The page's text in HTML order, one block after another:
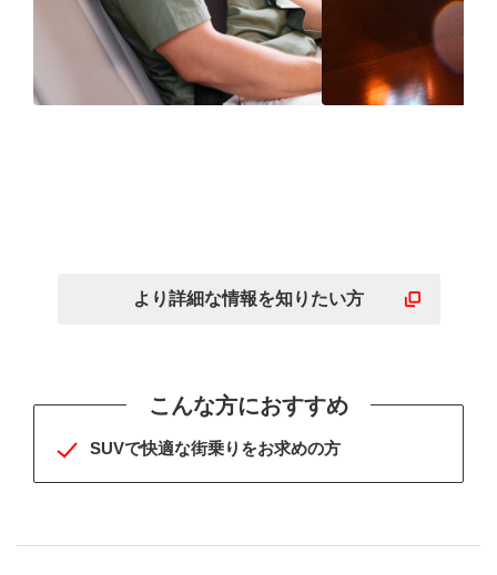
より詳細な情報を知りたい方
こんな方におすすめ
SUVで快適な街乗りをお求めの方